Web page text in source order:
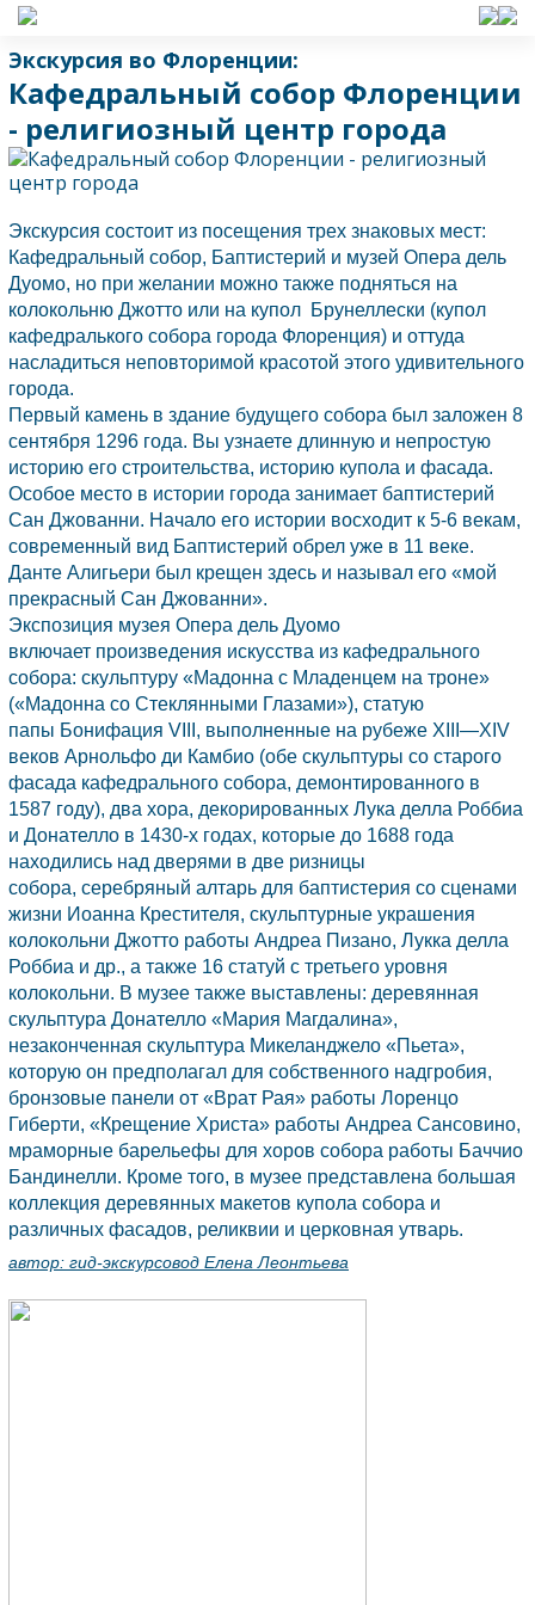
Экскурсия во Флоренции:
Кафедральный собор Флоренции
- религиозный центр города
Экскурсия состоит из посещения трех знаковых мест:
Кафедральный собор, Баптистерий и музей Опера дель
Дуомо, но при желании можно также подняться на
колокольню Джотто или на купол Брунеллески (купол
кафедралького собора города Флоренция) и оттуда
насладиться неповторимой красотой этого удивительного
города.
Первый камень в здание будущего собора был заложен 8
сентября 1296 года. Вы узнаете длинную и непростую
историю его строительства, историю купола и фасада.
Особое место в истории города занимает баптистерий
Сан Джованни. Начало его истории восходит к 5-6 векам,
современный вид Баптистерий обрел уже в 11 веке.
Данте Алигьери был крещен здесь и называл его «мой
прекрасный Сан Джованни».
Экспозиция музея Опера дель Дуомо
включает произведения искусства из кафедрального
собора: скульптуру «Мадонна с Младенцем на троне»
(«Мадонна со Стеклянными Глазами»), статую
папы Бонифация VIII, выполненные на рубеже XIII—XIV
веков Арнольфо ди Камбио (обе скульптуры со старого
фасада кафедрального собора, демонтированного в
1587 году), два хора, декорированных Лука делла Роббиа
и Донателло в 1430-х годах, которые до 1688 года
находились над дверями в две ризницы
собора, серебряный алтарь для баптистерия со сценами
жизни Иоанна Крестителя, скульптурные украшения
колокольни Джотто работы Андреа Пизано, Лукка делла
Роббиа и др., а также 16 статуй с третьего уровня
колокольни. В музее также выставлены: деревянная
скульптура Донателло «Мария Магдалина»,
незаконченная скульптура Микеланджело «Пьета»,
которую он предполагал для собственного надгробия,
бронзовые панели от «Врат Рая» работы Лоренцо
Гиберти, «Крещение Христа» работы Андреа Сансовино,
мраморные барельефы для хоров собора работы Баччио
Бандинелли. Кроме того, в музее представлена большая
коллекция деревянных макетов купола собора и
различных фасадов, реликвии и церковная утварь.
автор: гид-экскурсовод Елена Леонтьева